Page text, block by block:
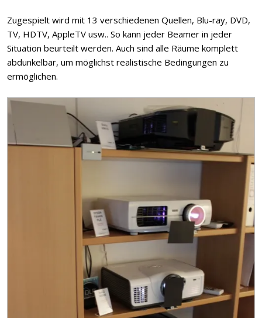
Zugespielt wird mit 13 verschiedenen Quellen, Blu-ray, DVD,
TV, HDTV, AppleTV usw.. So kann jeder Beamer in jeder
Situation beurteilt werden. Auch sind alle Räume komplett
abdunkelbar, um möglichst realistische Bedingungen zu
ermöglichen.